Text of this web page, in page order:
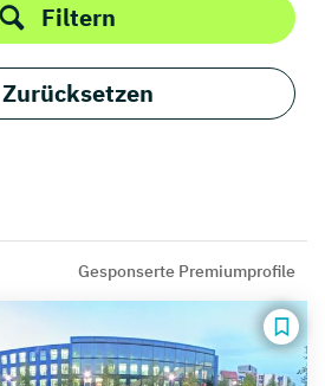
Filtern
Zurücksetzen
Gesponserte Premiumprofile